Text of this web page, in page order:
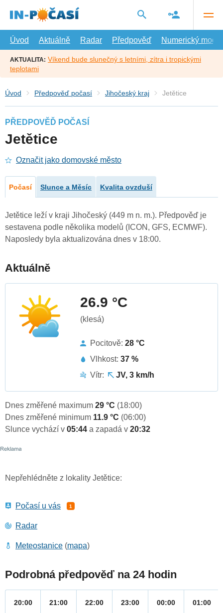
hlavní
Úvod
Aktuálně Radar Předpověď Numerický model
AKTUALITA: Víkend bude slunečný s letními, zítra i tropickými
teplotami
Úvod Předpověď počasí Jihočeský kraj Jetětice
PŘEDPOVĚĎ POČASÍ
Jetětice
Označit jako domovské město
Počasí Slunce a Měsíc Kvalita ovzduší
Jetětice leží v kraji Jihočeský (449 m n. m.). Předpověď je
sestavena podle několika modelů (ICON, GFS, ECMWF).
Naposledy byla aktualizována dnes v 18:00.
Aktuálně
26.9 °C
(klesá)
Pocitově: 28 °C
Vlhkost: 37 %
Vítr:
JV, 3 km/h
Dnes změřené maximum 29 °C (18:00)
Dnes změřené minimum 11.9 °C (06:00)
Slunce vychází v 05:44 a zapadá v 20:32
Nepřehlédněte z lokality Jetětice:
Počasí u vás 1
Radar
Meteostanice (mapa)
Podrobná předpověď na 24 hodin
20:00 21:00 22:00 23:00 00:00 01:00